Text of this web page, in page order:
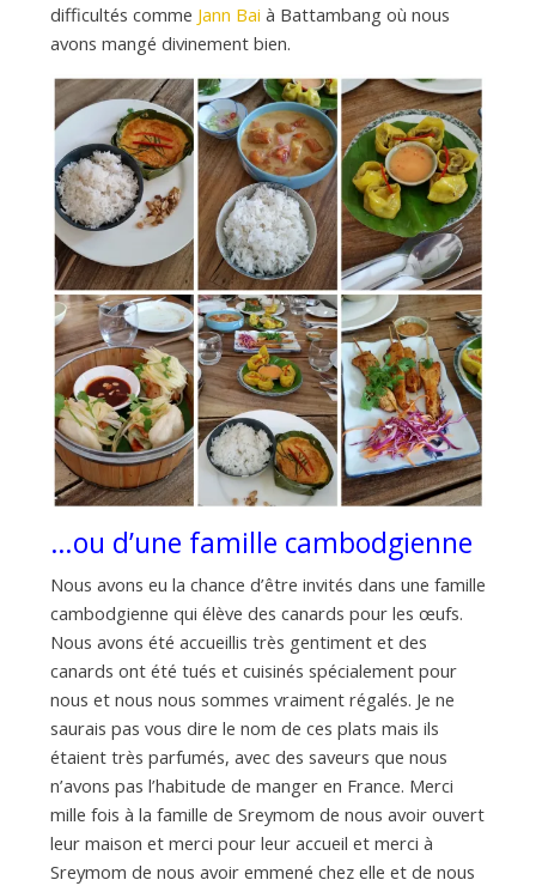
difficultés comme Jann Bai à Battambang où nous
avons mangé divinement bien.
…ou d’une famille cambodgienne
Nous avons eu la chance d’être invités dans une famille
cambodgienne qui élève des canards pour les œufs.
Nous avons été accueillis très gentiment et des
canards ont été tués et cuisinés spécialement pour
nous et nous nous sommes vraiment régalés. Je ne
saurais pas vous dire le nom de ces plats mais ils
étaient très parfumés, avec des saveurs que nous
n’avons pas l’habitude de manger en France. Merci
mille fois à la famille de Sreymom de nous avoir ouvert
leur maison et merci pour leur accueil et merci à
Sreymom de nous avoir emmené chez elle et de nous